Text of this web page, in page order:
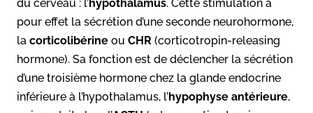
du cerveau : l’hypothalamus. Cette stimulation a
pour effet la sécrétion d’une seconde neurohormone,
la corticolibérine ou CHR (corticotropin-releasing
hormone). Sa fonction est de déclencher la sécrétion
d’une troisième hormone chez la glande endocrine
inférieure à l’hypothalamus, l’hypophyse antérieure,